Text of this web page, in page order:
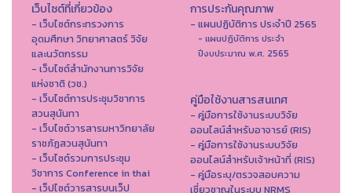
เว็บไซต์ที่เกี่ยวข้อง
- เว็บไซต์กระทรวงการ
อุดมศึกษา วิทยาศาสตร์ วิจัย
และนวัตกรรม
- เว็บไซต์สำนักงานการวิจัย
แห่งชาติ (วช.)
- เว็บไซต์การประชุมวิชาการ
สวนสุนันทา
- เว็บไซต์วารสารมหาวิทยาลัย
ราชภัฏสวนสุนันทา
- เว็บไซต์รวมการประชุม
วิชาการ Conference in thai
- เว็ปไซต์วารสารบนเว็ป
การประกันคุณภาพ
- แผนปฏิบัติการ ประจำปี 2565
- แผนปฏิบัติการ ประจำ
ปีงบประมาณ พ.ศ. 2565
คู่มือใช้งานสารสนเทศ
- คู่มือการใช้งานระบบวิจัย
ออนไลน์สำหรับอาจารย์ (RIS)
- คู่มือการใช้งานระบบวิจัย
ออนไลน์สำหรับเจ้าหน้าที่ (RIS)
- คู่มือระบุ/ตรวจสอบความ
เชี่ยวชาญในระบบ NRMS